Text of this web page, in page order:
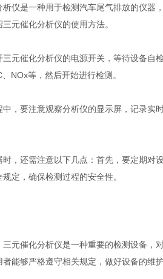
是一种用于检测汽车尾气排放的仪器，
元催化分析仪的使用方法。
催化分析仪的电源开关，等待设备自检
NOx等，然后开始进行检测。
要注意观察分析仪的显示屏，记录实时
还需注意以下几点：首先，要定期对设
定，确保检测过程的安全性。
催化分析仪是一种重要的检测设备，对
能够严格遵守相关规定，做好设备的维